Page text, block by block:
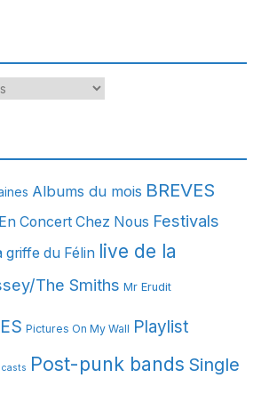
Albums du mois BREVES
En Concert Chez Nous Festivals
griffe du Félin live de la
The Smiths Mr Erudit
Pictures On My Wall Playlist
Post-punk bands Single